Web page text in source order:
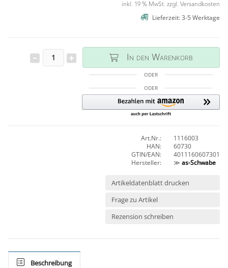
inkl. 19 % MwSt. zzgl. Versandkosten
Lieferzeit: 3-5 Werktage
In den Warenkorb
ODER
ODER
Art.Nr.:
1116003
HAN:
60730
GTIN/EAN:
4011160607301
Hersteller:
≫ as-Schwabe
Artikeldatenblatt drucken
Frage zu Artikel
Rezension schreiben
Beschreibung